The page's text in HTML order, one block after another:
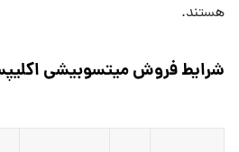
هستند.
شرایط فروش میتسوبیشی